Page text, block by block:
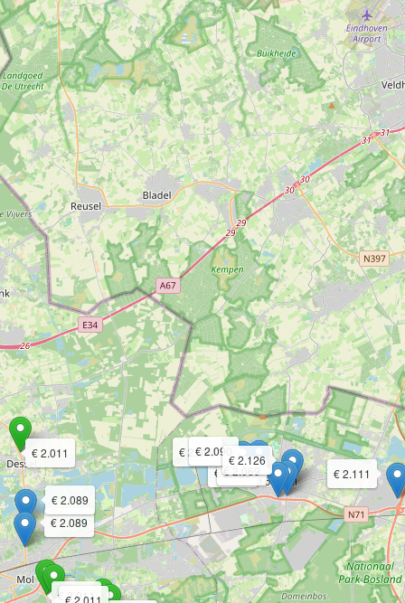
€ 2.011
€ 2.011
€ 2.011
€ 2.069
€ 2.069
€ 2.089
€ 2.089
€ 2.090
€ 2.090
€ 2.111
€ 2.126